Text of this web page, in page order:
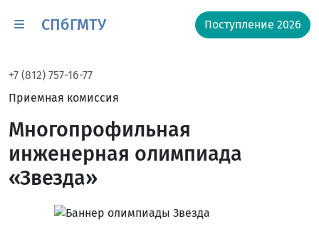
СПбГМТУ Поступление 2026
+7 (812) 757-16-77
Приемная комиссия
Многопрофильная
инженерная олимпиада
«Звезда»